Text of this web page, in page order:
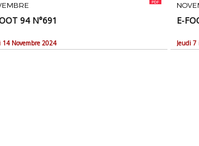
94 N°691
14 Novembre 2024
E-
Jeudi 7